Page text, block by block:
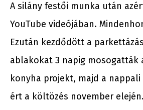
A silány festői munka után
YouTube videójában.
Ezután kezdődött a
ablakokat 3 napig
konyha projekt, majd a
ért a költözés november